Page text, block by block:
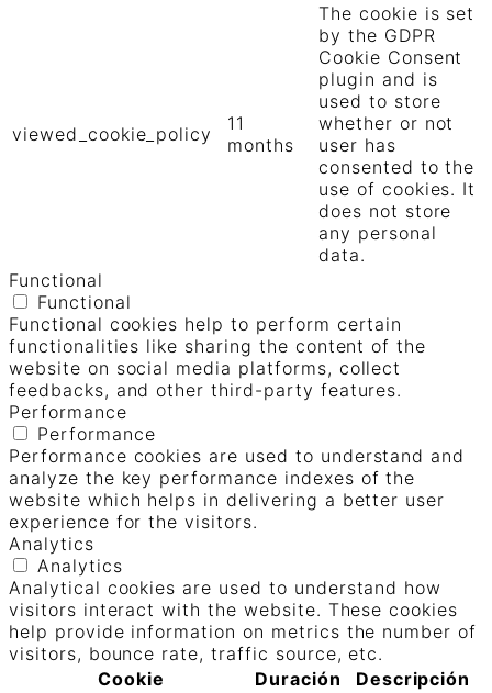
viewed_cookie_policy
11
months
The cookie is set
by the GDPR
Cookie Consent
plugin and is
used to store
whether or not
user has
consented to the
use of cookies. It
does not store
any personal
data.
Functional
Functional
Functional cookies help to perform certain
functionalities like sharing the content of the
website on social media platforms, collect
feedbacks, and other third-party features.
Performance
Performance
Performance cookies are used to understand and
analyze the key performance indexes of the
website which helps in delivering a better user
experience for the visitors.
Analytics
Analytics
Analytical cookies are used to understand how
visitors interact with the website. These cookies
help provide information on metrics the number of
visitors, bounce rate, traffic source, etc.
Cookie
Duración Descripción